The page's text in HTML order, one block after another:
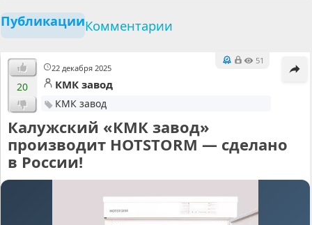
ПубликацииКомментарии
22 декабря 2025
51
20 КМК завод
КМК завод
Калужский «КМК завод»
производит HOTSTORM — сделано
в России!